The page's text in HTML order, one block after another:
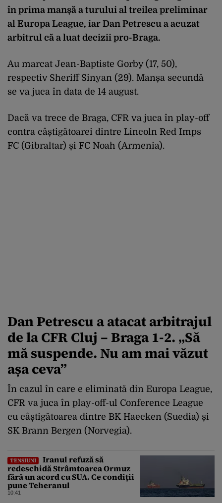
în prima manșă a turului al treilea preliminar
al Europa League, iar Dan Petrescu a acuzat
arbitrul că a luat decizii pro-Braga.
Au marcat Jean-Baptiste Gorby (17, 50),
respectiv Sheriff Sinyan (29). Manșa secundă
se va juca în data de 14 august.
Dacă va trece de Braga, CFR va juca în play-off
contra câștigătoarei dintre Lincoln Red Imps
FC (Gibraltar) și FC Noah (Armenia).
Dan Petrescu a atacat arbitrajul
de la CFR Cluj – Braga 1-2. „Să
mă suspende. Nu am mai văzut
așa ceva”
În cazul în care e eliminată din Europa League,
CFR va juca în play-off-ul Conference League
cu câștigătoarea dintre BK Haecken (Suedia) și
SK Brann Bergen (Norvegia).
TENSIUNI
Iranul refuză să
redeschidă Strâmtoarea Ormuz
fără un acord cu SUA. Ce condiții
pune Teheranul
10:41